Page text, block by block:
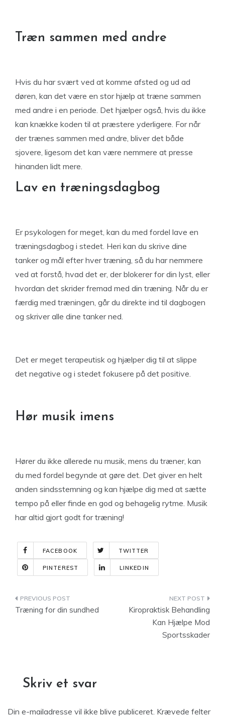
Træn sammen med andre
Hvis du har svært ved at komme afsted og ud ad
døren, kan det være en stor hjælp at træne sammen
med andre i en periode. Det hjælper også, hvis du ikke
kan knække koden til at præstere yderligere. For når
der trænes sammen med andre, bliver det både
sjovere, ligesom det kan være nemmere at presse
hinanden lidt mere.
Lav en træningsdagbog
Er psykologen for meget, kan du med fordel lave en
træningsdagbog i stedet. Heri kan du skrive dine
tanker og mål efter hver træning, så du har nemmere
ved at forstå, hvad det er, der blokerer for din lyst, eller
hvordan det skrider fremad med din træning. Når du er
færdig med træningen, går du direkte ind til dagbogen
og skriver alle dine tanker ned.
Det er meget terapeutisk og hjælper dig til at slippe
det negative og i stedet fokusere på det positive.
Hør musik imens
Hører du ikke allerede nu musik, mens du træner, kan
du med fordel begynde at gøre det. Det giver en helt
anden sindsstemning og kan hjælpe dig med at sætte
tempo på eller finde en god og behagelig rytme. Musik
har altid gjort godt for træning!
FACEBOOK TWITTER
PINTEREST LINKEDIN
Indlægsnavigation
Træning for din sundhed
Kiropraktisk Behandling
Kan Hjælpe Mod
Sportsskader
Skriv et svar
Din e-mailadresse vil ikke blive publiceret. Krævede felter